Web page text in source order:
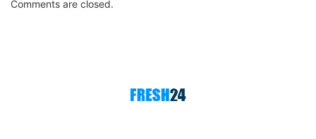
Comments are closed.